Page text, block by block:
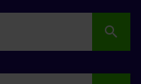
search